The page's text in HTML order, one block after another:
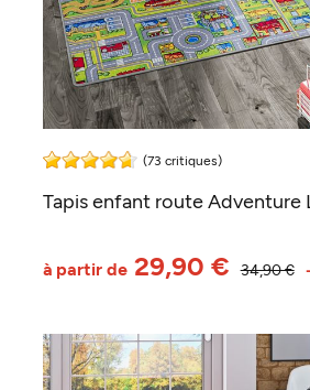
(73 critiques)
Tapis enfant route Adventure
34,90 €
à partir de29,90 €